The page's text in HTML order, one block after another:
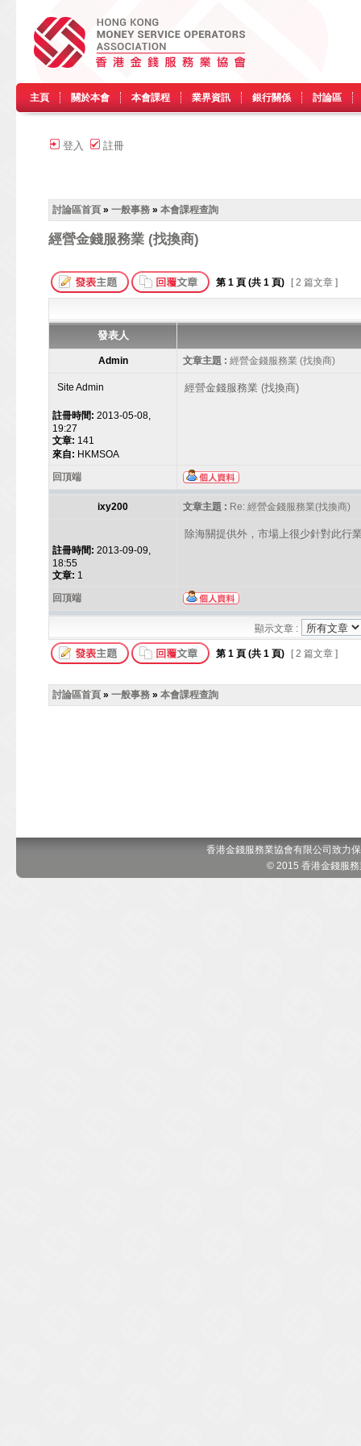
主頁 關於本會 本會課程 業界資訊 銀行關係 討論區
登入 註冊
討論區首頁 » 一般事務 » 本會課程查詢
經營金錢服務業 (找換商)
第 1 頁 (共 1 頁) [ 2 篇文章 ]
發表人
Admin 文章主題 : 經營金錢服務業 (找換商)
Site Admin
註冊時間: 2013-05-08,
19:27
文章: 141
來自: HKMSOA
經營金錢服務業 (找換商)
回頂端
ixy200 文章主題 : Re: 經營金錢服務業(找換商)
註冊時間: 2013-09-09,
18:55
文章: 1
除海關提供外，市場上很少針對此行
回頂端
顯示文章 :
第 1 頁 (共 1 頁) [ 2 篇文章 ]
討論區首頁 » 一般事務 » 本會課程查詢
香港金錢服務業協會有限公司致力
© 2015 香港金錢服